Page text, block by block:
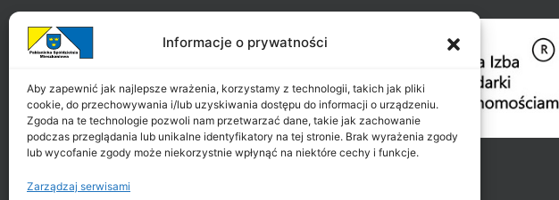
Informacje o prywatności
Aby zapewnić jak najlepsze wrażenia, korzystamy z technologii, takich jak pliki
cookie, do przechowywania i/lub uzyskiwania dostępu do informacji o urządzeniu.
Zgoda na te technologie pozwoli nam przetwarzać dane, takie jak zachowanie
podczas przeglądania lub unikalne identyfikatory na tej stronie. Brak wyrażenia zgody
lub wycofanie zgody może niekorzystnie wpłynąć na niektóre cechy i funkcje.
Zarządzaj serwisami